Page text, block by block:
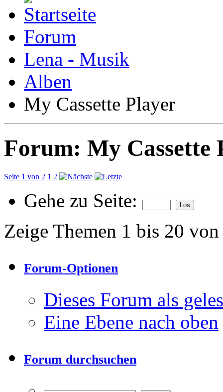
Forum
Lena - Musik
Alben
My Cassette Player
Forum: My Cassette
Seite 1 von 2 1 2
Gehe zu Seite:
Zeige Themen 1 bis 20
Forum-Optionen
Dieses Forum als
Eine Ebene nach oben
Forum durchsuchen